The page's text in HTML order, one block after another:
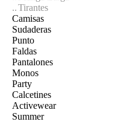
Tirantes
Camisas
Sudaderas
Punto
Faldas
Pantalones
Monos
Party
Calcetines
Activewear
Summer